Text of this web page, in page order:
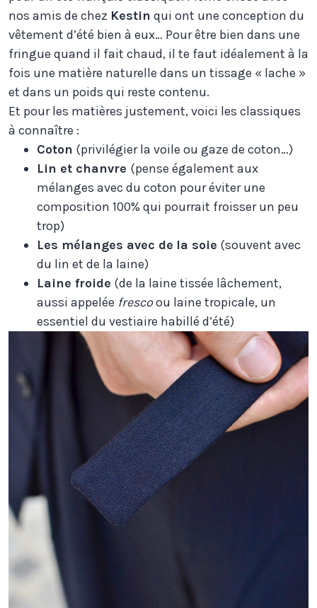
nos amis de chez Kestin qui ont une conception du
vêtement d’été bien à eux… Pour être bien dans une
fringue quand il fait chaud, il te faut idéalement à la
fois une matière naturelle dans un tissage « lache »
et dans un poids qui reste contenu.
Et pour les matières justement, voici les classiques
à connaître :
Coton (privilégier la voile ou gaze de coton…)
Lin et chanvre (pense également aux
mélanges avec du coton pour éviter une
composition 100% qui pourrait froisser un peu
trop)
Les mélanges avec de la soie (souvent avec
du lin et de la laine)
Laine froide (de la laine tissée lâchement,
aussi appelée frescoou laine tropicale, un
essentiel du vestiaire habillé d’été)